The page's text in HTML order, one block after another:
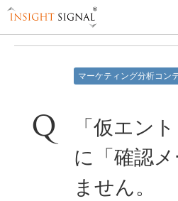
Insight Signal
マーケティング分析コン
「仮エン
に「確認
ません。